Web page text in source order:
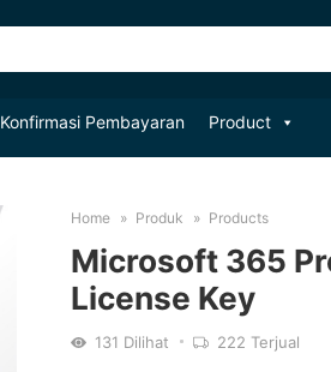
Konfirmasi Pembayaran Product
Home Produk Products
Microsoft 365
License Key
131 Dilihat 222 Terjual